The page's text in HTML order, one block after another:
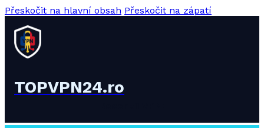
Přeskočit na hlavní obsah Přeskočit na zápatí
TOPVPN24.ro